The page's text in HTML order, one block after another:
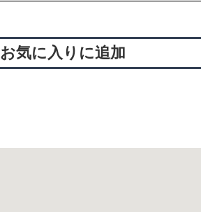
お気に入りに追加